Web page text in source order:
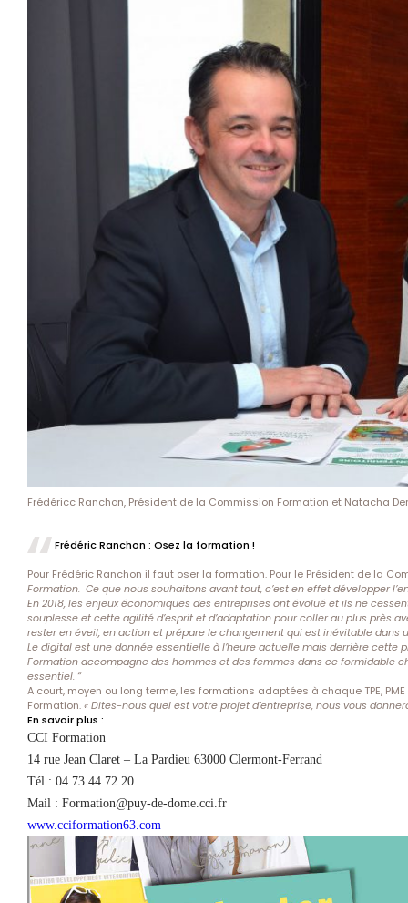
Frédéricc Ranchon, Président de la Commission Formation et Natacha
Frédéric Ranchon : Osez la formation !
Pour Frédéric Ranchon il faut oser la formation. Pour le Président de la
Formation. Ce que nous souhaitons avant tout, c’est en effet développer
En 2018, les enjeux économiques des entreprises ont évolué et ils ne
souplesse et cette agilité d’esprit et d’adaptation pour coller au plus près
rester en éveil, en action et prépare le changement qui est inévitable dans
Le digital est une donnée essentielle à l’heure actuelle mais derrière cette
Formation accompagne des hommes et des femmes dans ce formidable
essentiel. “
A court, moyen ou long terme, les formations adaptées à chaque TPE,
Formation.« Dites-nous quel est votre projet d’entreprise, nous vous
En savoir plus :
CCI Formation
14 rue Jean Claret – La Pardieu 63000 Clermont-Ferrand
Tél : 04 73 44 72 20
Mail : Formation@puy-de-dome.cci.fr
www.cciformation63.com